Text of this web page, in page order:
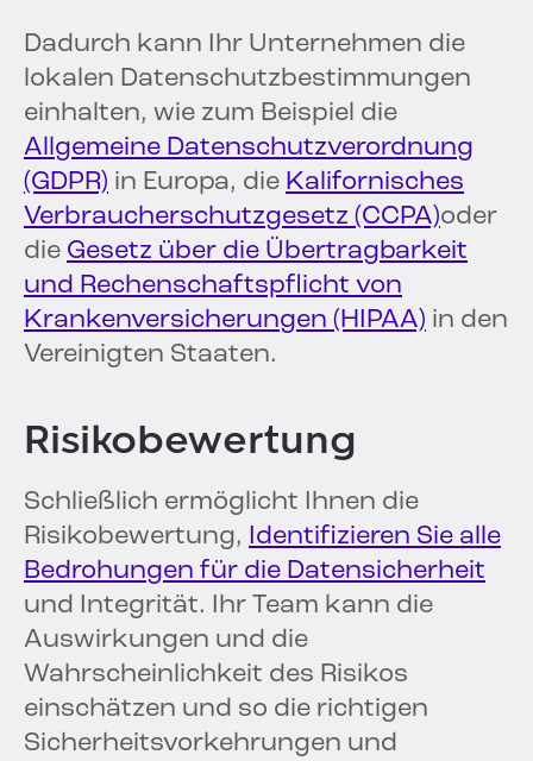
Dadurch kann Ihr Unternehmen die
lokalen Datenschutzbestimmungen
einhalten, wie zum Beispiel die
Allgemeine Datenschutzverordnung
(GDPR) in Europa, die Kalifornisches
Verbraucherschutzgesetz (CCPA)oder
die Gesetz über die Übertragbarkeit
und Rechenschaftspflicht von
Krankenversicherungen (HIPAA) in den
Vereinigten Staaten.
Risikobewertung
Schließlich ermöglicht Ihnen die
Risikobewertung, Identifizieren Sie alle
Bedrohungen für die Datensicherheit
und Integrität. Ihr Team kann die
Auswirkungen und die
Wahrscheinlichkeit des Risikos
einschätzen und so die richtigen
Sicherheitsvorkehrungen und